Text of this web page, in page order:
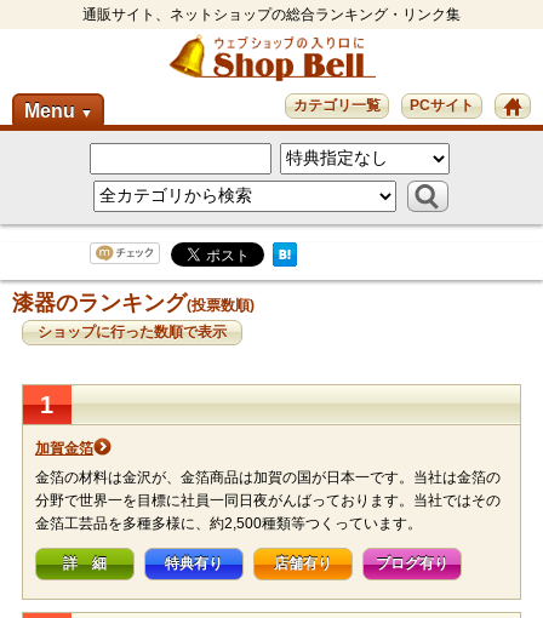
通販サイト、ネットショップの総合ランキング・リンク集
Menu ▼ PCサイト
カテゴリ一覧
漆器のランキング(投票数順)
ショップに行った数順で表示
1
加賀金箔
金箔の材料は金沢が、金箔商品は加賀の国が日本一です。当社は金箔の
分野で世界一を目標に社員一同日夜がんばっております。当社ではその
金箔工芸品を多種多様に、約2,500種類等つくっています。
詳 細 特典有り 店舗有り ブログ有り